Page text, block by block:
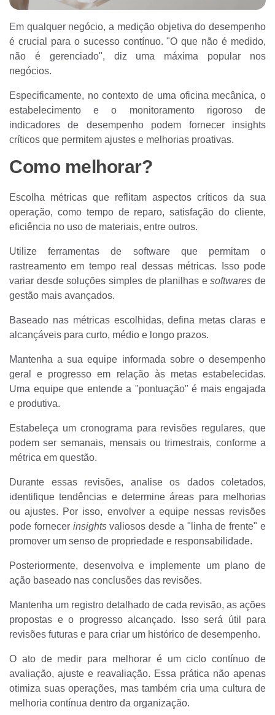
Em qualquer negócio, a medição objetiva do desempenho
é crucial para o sucesso contínuo. "O que não é medido,
não é gerenciado", diz uma máxima popular nos
negócios.
Especificamente, no contexto de uma oficina mecânica, o
estabelecimento e o monitoramento rigoroso de
indicadores de desempenho podem fornecer insights
críticos que permitem ajustes e melhorias proativas.
Como melhorar?
Escolha métricas que reflitam aspectos críticos da sua
operação, como tempo de reparo, satisfação do cliente,
eficiência no uso de materiais, entre outros.
Utilize ferramentas de software que permitam o
rastreamento em tempo real dessas métricas. Isso pode
variar desde soluções simples de planilhas esoftwares de
gestão mais avançados.
Baseado nas métricas escolhidas, defina metas claras e
alcançáveis para curto, médio e longo prazos.
Mantenha a sua equipe informada sobre o desempenho
geral e progresso em relação às metas estabelecidas.
Uma equipe que entende a "pontuação" é mais engajada
e produtiva.
Estabeleça um cronograma para revisões regulares, que
podem ser semanais, mensais ou trimestrais, conforme a
métrica em questão.
Durante essas revisões, analise os dados coletados,
identifique tendências e determine áreas para melhorias
ou ajustes. Por isso, envolver a equipe nessas revisões
pode fornecer insightsvaliosos desde a "linha de frente" e
promover um senso de propriedade e responsabilidade.
Posteriormente, desenvolva e implemente um plano de
ação baseado nas conclusões das revisões.
Mantenha um registro detalhado de cada revisão, as ações
propostas e o progresso alcançado. Isso será útil para
revisões futuras e para criar um histórico de desempenho.
O ato de medir para melhorar é um ciclo contínuo de
avaliação, ajuste e reavaliação. Essa prática não apenas
otimiza suas operações, mas também cria uma cultura de
melhoria contínua dentro da organização.